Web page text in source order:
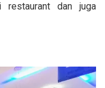
restaurant dan juga